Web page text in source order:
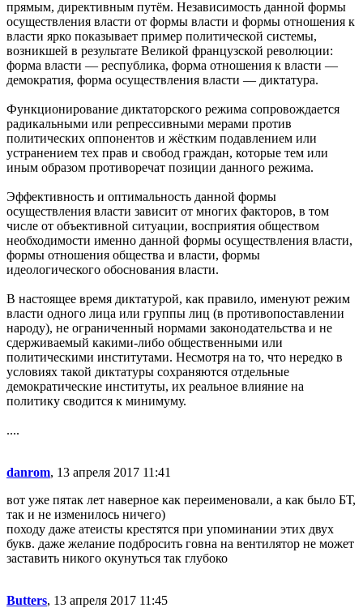
прямым, директивным путём. Независимость данной формы
осуществления власти от формы власти и формы отношения к
власти ярко показывает пример политической системы,
возникшей в результате Великой французской революции:
форма власти — республика, форма отношения к власти —
демократия, форма осуществления власти — диктатура.
Функционирование диктаторского режима сопровождается
радикальными или репрессивными мерами против
политических оппонентов и жёстким подавлением или
устранением тех прав и свобод граждан, которые тем или
иным образом противоречат позиции данного режима.
Эффективность и оптимальность данной формы
осуществления власти зависит от многих факторов, в том
числе от объективной ситуации, восприятия обществом
необходимости именно данной формы осуществления власти,
формы отношения общества и власти, формы
идеологического обоснования власти.
В настоящее время диктатурой, как правило, именуют режим
власти одного лица или группы лиц (в противопоставлении
народу), не ограниченный нормами законодательства и не
сдерживаемый какими-либо общественными или
политическими институтами. Несмотря на то, что нередко в
условиях такой диктатуры сохраняются отдельные
демократические институты, их реальное влияние на
политику сводится к минимуму.
....
danrom, 13 апреля 2017 11:41
вот уже пятак лет наверное как переименовали, а как было БТ,
так и не изменилось ничего)
походу даже атеисты крестятся при упоминании этих двух
букв. даже желание подбросить говна на вентилятор не может
заставить никого окунуться так глубоко
Butters, 13 апреля 2017 11:45